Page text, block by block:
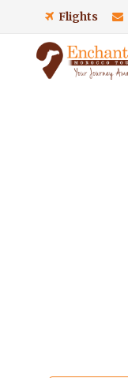
Flights